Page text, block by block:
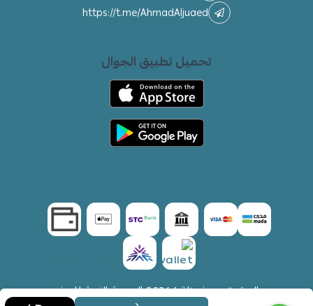
https://t.me/AhmadAljuaed
تحميل تطبيق الجوال
الحقوق محفوظة | 2026
التجربة الثرية للسفر